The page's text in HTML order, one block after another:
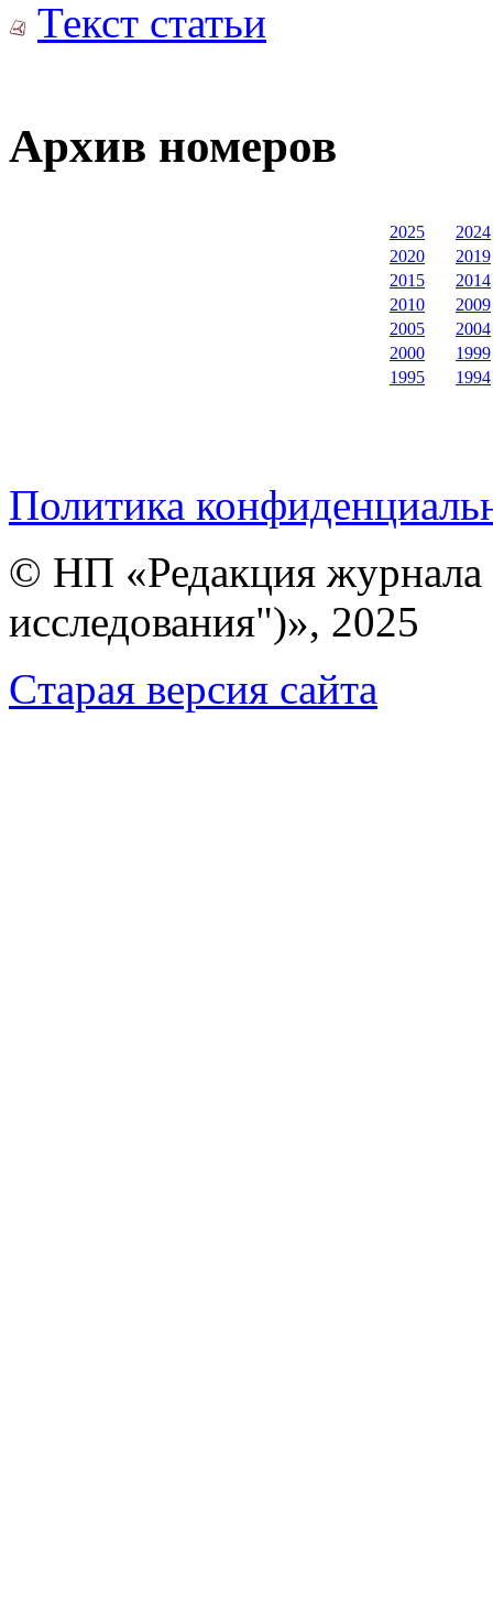
Текст статьи
Архив номеров
2025
2024
2020
2019
2015
2014
2010
2009
2005
2004
2000
1999
1995
1994
Политика
© НП «Редакция
исследования")», 2025
Cтарая версия сайта